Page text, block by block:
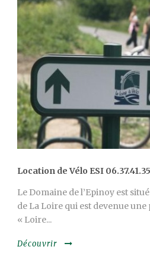
Location de Vélo ESI
Le Domaine de l’Epinoy est
de La Loire qui est devenue
« Loire...
Découvrir